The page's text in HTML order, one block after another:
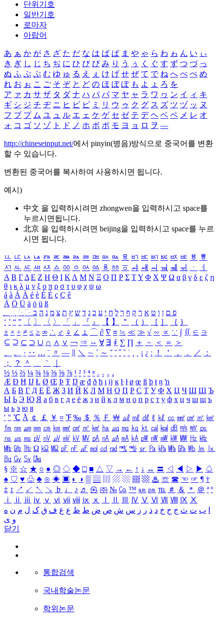
단위기호
일반기호
로마자
아랍어
あ ぁ か が さ ざ た だ な は ば ぱ ま や ゃ ら わ ゎ ん い ぃ
き ぎ し じ ち ぢ に ひ び ぴ み り う ぅ く ぐ す ず つ づ っ
ぬ ふ ぶ ぷ む ゆ ゅ る え ぇ け げ せ ぜ て で ね へ べ ぺ め
れ お ぉ こ ご そ ぞ と ど の ほ ぼ ぽ も よ ょ ろ を
ア ァ カ サ ザ タ ダ ナ ハ バ パ マ ヤ ャ ラ ワ ヮ ン イ ィ キ
ギ シ ジ チ ヂ ニ ヒ ビ ピ ミ リ ウ ゥ ク グ ス ズ ツ ヅ ッ ヌ
フ ブ プ ム ユ ュ ル エ ェ ケ ゲ セ ゼ テ デ ヘ ベ ペ メ レ オ
ォ コ ゴ ソ ゾ ト ド ノ ホ ボ ポ モ ヨ ョ ロ ヲ ―
http://chineseinput.net/에서 pinyin(병음)방식으로 중국어를 변환
할 수 있습니다.
변환된 중국어를 복사하여 사용하시면 됩니다.
예시)
中文 을 입력하시려면 zhongwen을 입력하시고 space를
누르시면됩니다.
北京 을 입력하시려면 beijing을 입력하시고 space를 누르
시면 됩니다.
ㅥ ㅦ ㅧ ㅨ ㅩ ㅪ ㅫ ㅬ ㅭ ㅮ ㅯ ㅰ ㅱ ㅲ ㅳ ㅴ ㅵ ㅶ ㅷ ㅸ
ㅹ
ㅺ ㅻ ㅼ ㅽ ㅾ ㅿ ㆀ ㆁ ㆂ ㆃ ㆄ ㆅ ㆆ ㆇ ㆈ ㆉ ㆊ ㆋ ㆌ ㆍ
ㆎ
Α Β ΓΔ Ε Ζ Η Θ Ι ΚΛ Μ Ν Ξ Ο Π Ρ Σ ΤΥ Φ Χ Ψ Ω α β γ δ ε ζ η
θ ι κ λ μ ν ξ ο π ρ σ τ υ φ χ ψ ω
á à Á À é è É È ç Ç ê
Ä Ö Ü ä ö ü ß
ִֶֹ ֻּ ׁׂ פ ם ן ו ט א ר ק ף ך ל ח י ע כ ג ד ש ץ ת צ מ נ ה ב
‘ ’ “ ” 〔 〕 〈 〉 「 」 『 』 【 】 ＂ （ ） ［ ］ ｛ ｝
± × ÷ ≠ ≤ ≥ ∞ ∴ ♂ ♀ ∠ ⊥ ⌒ ∂ ∇ ≡ ≒ ≪ ≫ √ ∽ ∝ ∵ ∫ ∬ ∈ ∋
⊆ ⊇ ⊂ ⊃ ∪ ∩ ∧ ∨ ￢ ⇒ ⇔ ∀ ∃ ∮ ∑ ∏ ＋ － ＜ ＝
＞
、
。 · ‥ … ¨ 〃 ― ＼ ∼ ´ ～ ˇ ˘ ˝ ˚ ˙ ¸ ¡ ¿ ː ！ ＇ ， ． ／
：
；
？ ＾ ｀
½ ⅓ ⅔ ¼ ¾ ⅛ ⅜ ⅝ ⅞ ¹ ² ³ ⁴ ⁿ ₁ ₂ ₃ ₄
Æ Ð Ħ Ĳ Ł Ø Œ Þ Ŧ Ŋ æ đ ð ħ ı ĳ ĸ ŀ ł ø œ ß þ ŧ ŋ ŉ
А Б В Г Д Е Ё Ж З И Й К Л М Н О П Р С Т У Ф Х Ц Ч Ш Щ Ъ
Ы Ь Э Ю Я а б в г д е ё ж з и й к л м н о п р с т у ф х ц ч ш щ ъ
ы ь э ю я
′ ″ ℃ Å ￠ ￡ ￥ ¤ ℉ ‰ ＄ ％ Ｆ ￦ ㎕ ㎖ ㎗ ℓ ㎘ ㏄ ㎣ ㎤ ㎥ ㎦
㎙ ㎚ ㎛ ㎜ ㎝ ㎞ ㎟ ㎠ ㎡ ㎢ ㏊ ㎍ ㎎ ㎏ ㏏ ㎈ ㎉ ㏈ ㎧ ㎨ ㎰
㎱ ㎲ ㎳ ㎴ ㎵ ㎶ ㎷ ㎸ ㎹ ㎀ ㎁ ㎂ ㎃ ㎄ ㎺ ㎻ ㎽ ㎾ ㎿ ㎐ ㎑
㎒ ㎓ ㎔ Ω ㏀ ㏁ ㎊ ㎋ ㎌ ㏖ ㏅ ㎭ ㎮ ㎯ ㏛ ㎩ ㎪ ㎫ ㎬ ㏝ ㏐
㏓
㏃ ㏉ ㏜ ㏆
§ ※ ☆ ★ ○ ● ◎ ◇ ◆ □ ■ △ ▽ → ← ↑ ↓ ↔ 〓 ◁ ◀ ▷ ▶ ♤
♠ ♡ ♥ ♧ ♣ ⊙ ◈ ▣ ◐ ◑ ▒ ▤ ▨ ▧ ▦ ▩ ♨ ☏ ☎ ☜ ☞ ¶ †
‡ ↕ ↗ ↙ ↖ ↘ ♭ ♩ ♪ ♬ ㉿ ㈜ № ㏇ ™ ㏂ ㏘ ℡ ＃ ＆ ＊ ＠ ª º
ⅰ
ⅱ ⅲ ⅳ ⅴ ⅵ ⅶ ⅷ ⅸ ⅹ Ⅳ Ⅴ Ⅵ Ⅶ Ⅷ Ⅸ Ⅹ
ب ت ث ج ح خ د ذ ر ز س ش ص ض ط ظ ع غ ف ق ک ل م ن ه
و ی
닫기
통합검색
국내학술논문
학위논문